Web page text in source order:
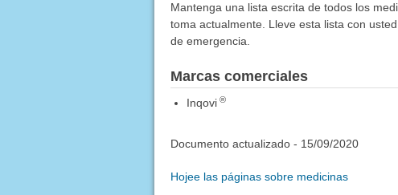
Mantenga una lista escrita de todos los
toma actualmente. Lleve esta lista con
de emergencia.
Marcas comerciales
Inqovi ®
Documento actualizado - 15/09/2020
Hojee las páginas sobre medicinas